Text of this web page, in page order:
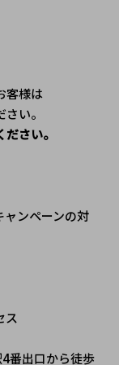
客様は
い。
さい。
ンペーンの対
ス
番出口から徒歩